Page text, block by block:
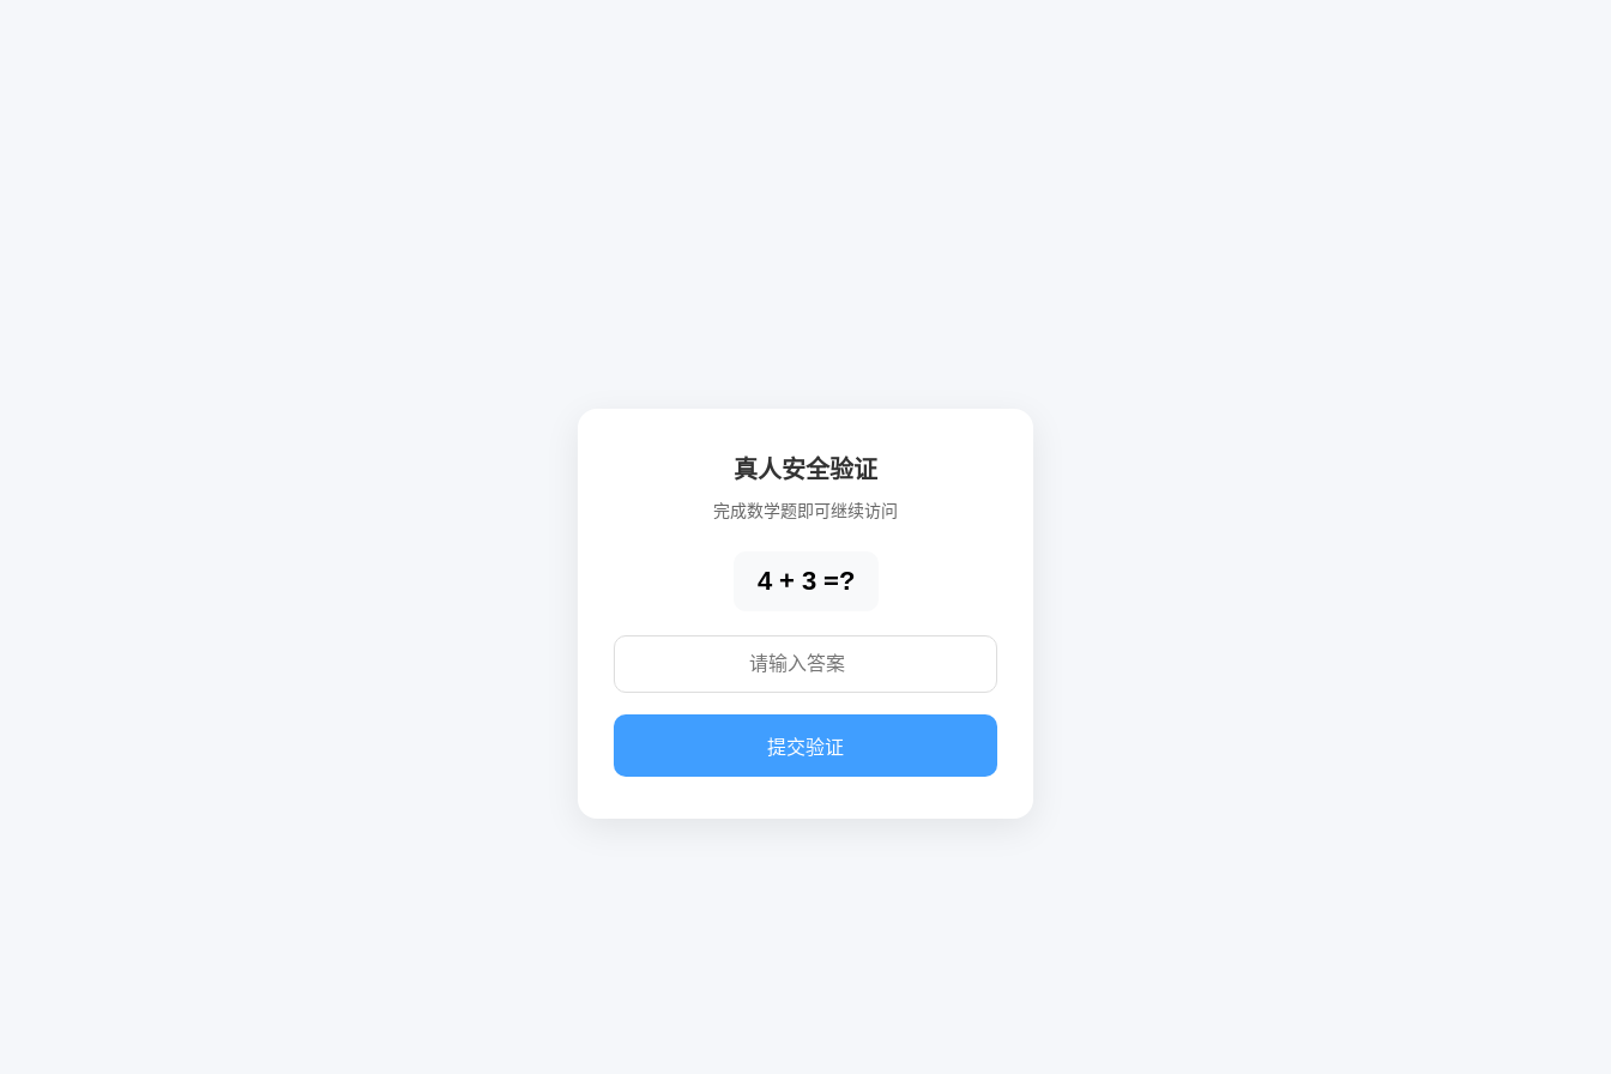
真人安全验证
完成数学题即可继续访问
4 + 3 =?
提交验证